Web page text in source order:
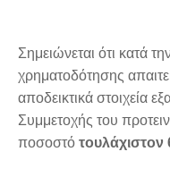
Σημειώνεται ότι κατά
χρηματοδότησης
αποδεικτικά στοιχεία
Συμμετοχής του
ποσοστό τουλάχιστον